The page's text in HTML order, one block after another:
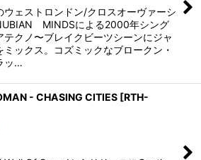
ウェストロンドン/クロスオーヴァーシ
MINDSによる2000年シング
テクノ〜ブレイクビーツシーンにジャ
ミックス。コズミックなブロークン・
ッ…
- CHASING CITIES [RTH-